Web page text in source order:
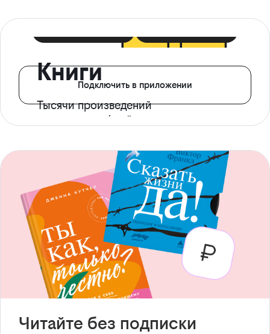
Книги
Тысячи произведений
с доступом офлайн
Подключить в приложении
Читайте без подписки